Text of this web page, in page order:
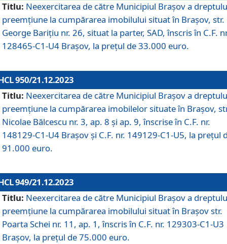
Titlu: Neexercitarea de către Municipiul Brașov a
preemțiune la cumpărarea imobilului situat în Brașov, str.
George Barițiu nr. 26, situat la parter, SAD, înscris în C.F.
128465-C1-U4 Brașov, la prețul de 33.000 euro.
950/21.12.2023
Titlu: Neexercitarea de către Municipiul Brașov a
preemțiune la cumpărarea imobilelor situate în Brașov,
Nicolae Bălcescu nr. 3, ap. 8 și ap. 9, înscrise în C.F. nr.
148129-C1-U4 Brașov și C.F. nr. 149129-C1-U5, la prețul
91.000 euro.
949/21.12.2023
Titlu: Neexercitarea de către Municipiul Brașov a
preemțiune la cumpărarea imobilului situat în Brașov str.
Poarta Schei nr. 11, ap. 1, înscris în C.F. nr. 129303-C1-U3
Brașov, la prețul de 75.000 euro.